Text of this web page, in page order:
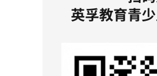
英孚教育青